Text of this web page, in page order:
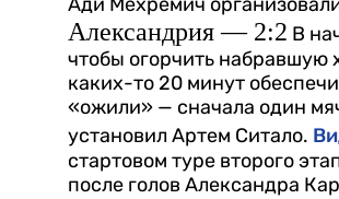
Александрия — 2:2 В
чтобы огорчить
каких-то 20 минут
«ожили» — сначала один
установил Артем Ситало.
стартовом туре второго
после голов Александра